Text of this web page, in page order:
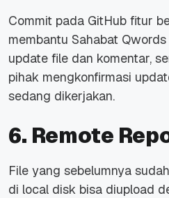
Commit pada GitHub fitur
membantu Sahabat
update file dan komentar,
pihak mengkonfirmasi
sedang dikerjakan.
6. Remote
File yang sebelumnya
di local disk bisa diupload